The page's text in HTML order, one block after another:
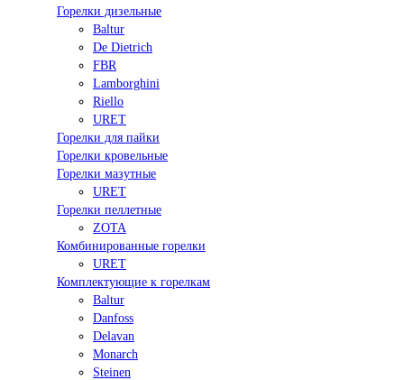
Горелки дизельные
Baltur
De Dietrich
FBR
Lamborghini
Riello
URET
Горелки для пайки
Горелки кровельные
Горелки мазутные
URET
Горелки пеллетные
ZOTA
Комбинированные горелки
URET
Комплектующие к горелкам
Baltur
Danfoss
Delavan
Monarch
Steinen